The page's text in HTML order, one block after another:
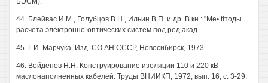
44. Блейвас И.М., Голубцов В.Н., Ильин В.П. и др. В кн.: "Me• tiтоды
расчета электронно-оптических систем под ред.акад.
45. Г.И. Марчука. Изд. СО АН СССР, Новосибирск, 1973.
46. Войдёнов Н.Н. Конструирование изоляции 110 и 220 кВ
маслонаполненных кабелей. Труды ВНИИКП, 1972, вып. 16, с. 3-29.